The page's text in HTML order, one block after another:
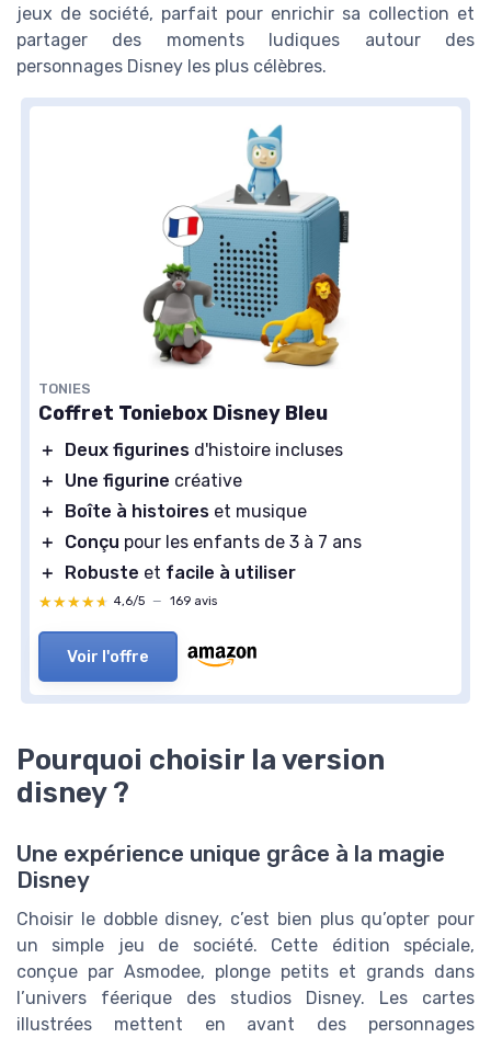
jeux de société, parfait pour enrichir sa collection et
partager des moments ludiques autour des
personnages Disney les plus célèbres.
TONIES
Coffret Toniebox Disney Bleu
＋ Deux figurines d'histoire incluses
＋
Une figurine créative
＋
Boîte à histoires et musique
＋
Conçu pour les enfants de 3 à 7 ans
＋
Robuste et facile à utiliser
★★★★★
★★★★★ 4,6/5 — 169 avis
Voir l'offre
Pourquoi choisir la version
disney ?
Une expérience unique grâce à la magie
Disney
Choisir le dobble disney, c’est bien plus qu’opter pour
un simple jeu de société. Cette édition spéciale,
conçue par Asmodee, plonge petits et grands dans
l’univers féerique des studios Disney. Les cartes
illustrées mettent en avant des personnages